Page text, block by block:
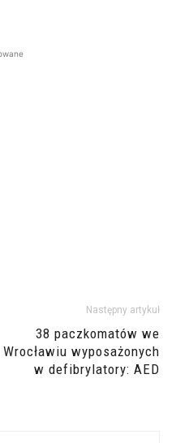
Następny artykuł
38 paczkomatów we
Wrocławiu wyposażonych
w defibrylatory: AED